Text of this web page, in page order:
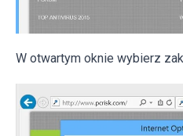
W otwartym oknie wybierz